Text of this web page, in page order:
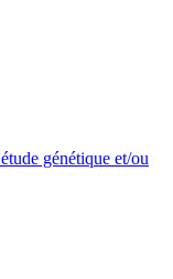
génétique et/ou